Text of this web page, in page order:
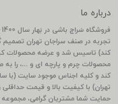
درباره ما
تجربه در صنف سراجان تهران
کند) تاسیس شد و عرضه محصولات
محصولات چرم و پارچه ای و ...، را
کند و کلیه اجناس موجود سایت (با
تهران) با کیفیت بالا و قیمت